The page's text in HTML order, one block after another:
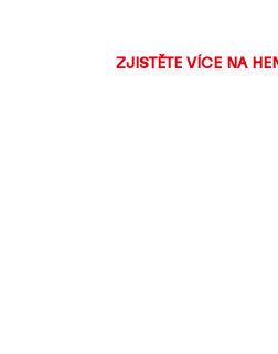
ZJISTĚTE VÍCE NA